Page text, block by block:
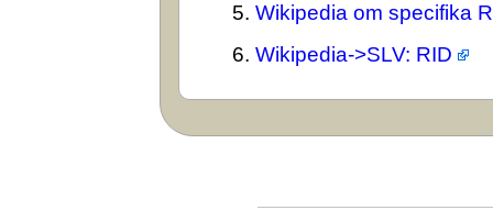
5. Wikipedia om specifika
6. Wikipedia->SLV: RID